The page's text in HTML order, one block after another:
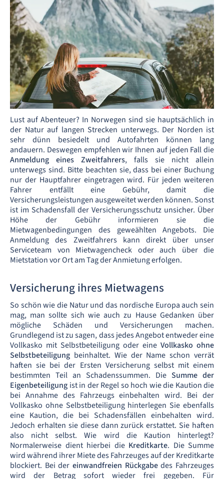
Lust auf Abenteuer? In Norwegen sind sie hauptsächlich in
der Natur auf langen Strecken unterwegs. Der Norden ist
sehr dünn besiedelt und Autofahrten können lang
andauern. Deswegen empfehlen wir Ihnen auf jeden Fall die
Anmeldung eines Zweitfahrers, falls sie nicht allein
unterwegs sind. Bitte beachten sie, dass bei einer Buchung
nur der Hauptfahrer eingetragen wird. Für jeden weiteren
Fahrer entfällt eine Gebühr, damit die
Versicherungsleistungen ausgeweitet werden können. Sonst
ist im Schadensfall der Versicherungsschutz unsicher. Über
Höhe der Gebühr informieren sie die
Mietwagenbedingungen des geweählten Angebots. Die
Anmeldung des Zweitfahrers kann direkt über unser
Serviceteam von Mietwagencheck oder auch über die
Mietstation vor Ort am Tag der Anmietung erfolgen.
Versicherung ihres Mietwagens
So schön wie die Natur und das nordische Europa auch sein
mag, man sollte sich wie auch zu Hause Gedanken über
mögliche Schäden und Versicherungen machen.
Grundlegend ist zu sagen, dass jedes Angebot entweder eine
Vollkasko mit Selbstbeteiligung oder eine Vollkasko ohne
Selbstbeteiligung beinhaltet. Wie der Name schon verrät
haften sie bei der Ersten Versicherung selbst mit einem
bestimmten Teil an Schadenssummen. Die Summe der
Eigenbeteiligung ist in der Regel so hoch wie die Kaution die
bei Annahme des Fahrzeugs einbehalten wird. Bei der
Vollkasko ohne Selbstbeteiligung hinterlegen Sie ebenfalls
eine Kaution, die bei Schadensfällen einbehalten wird.
Jedoch erhalten sie diese dann zurück erstattet. Sie haften
also nicht selbst. Wie wird die Kaution hinterlegt?
Normalerweise dient hierbei die Kreditkarte. Die Summe
wird während ihrer Miete des Fahrzeuges auf der Kreditkarte
blockiert. Bei der einwandfreien Rückgabedes Fahrzeuges
wird der Betrag sofort wieder frei gegeben. Für